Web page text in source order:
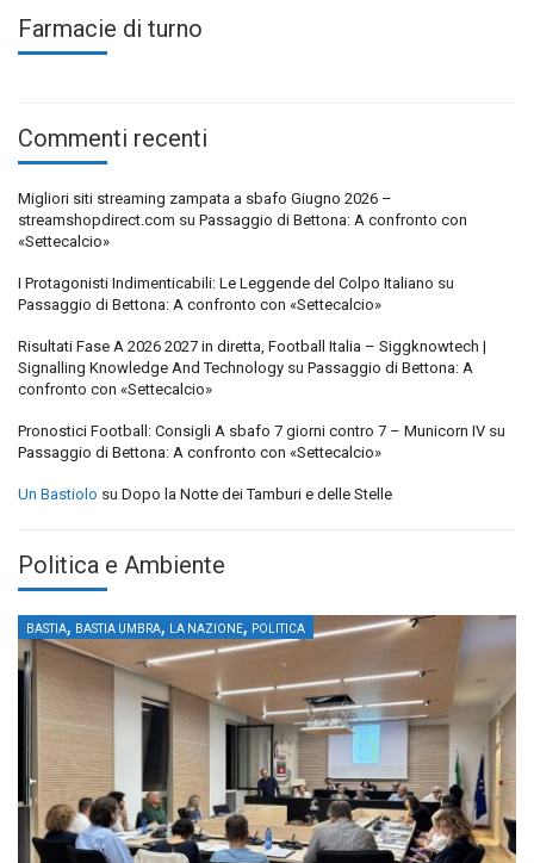
Farmacie di turno
Commenti recenti
Migliori siti streaming zampata a sbafo Giugno 2026 –
streamshopdirect.com su Passaggio di Bettona: A confronto con
«Settecalcio»
I Protagonisti Indimenticabili: Le Leggende del Colpo Italiano su
Passaggio di Bettona: A confronto con «Settecalcio»
Risultati Fase A 2026 2027 in diretta, Football Italia – Siggknowtech |
Signalling Knowledge And Technology su Passaggio di Bettona: A
confronto con «Settecalcio»
Pronostici Football: Consigli A sbafo 7 giorni contro 7 – Municorn IV su
Passaggio di Bettona: A confronto con «Settecalcio»
Un Bastiolo su Dopo la Notte dei Tamburi e delle Stelle
Politica e Ambiente
BASTIA, BASTIA UMBRA, LA NAZIONE, POLITICA